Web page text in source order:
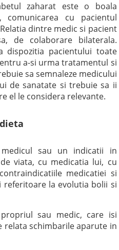
zaharat este o boala
cu pacientul
dintre medic si pacient
de colaborare bilaterala.
dispozitia pacientului toate
a-si urma tratamentul si
sa semnaleze medicului
de sanatate si trebuie sa ii
el le considera relevante.
sau un indicatii in
viata, cu medicatia lui, cu
medicatiei si
la evolutia bolii si
sau medic, care isi
relata schimbarile aparute in